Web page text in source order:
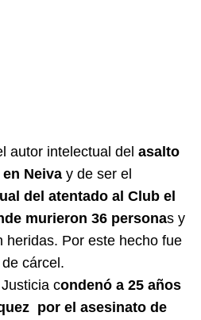
autor intelectual del asalto
Neiva y de ser el
del atentado al Club el
murieron 36 personas y
heridas. Por este hecho fue
cárcel.
condenó a 25 años
por el asesinato de